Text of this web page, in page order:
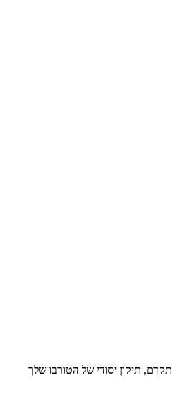
תיקון יסודי של הטורבו שלך